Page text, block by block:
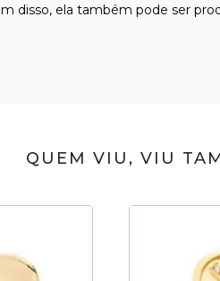
disso, ela também pode ser
QUEM VIU, VIU